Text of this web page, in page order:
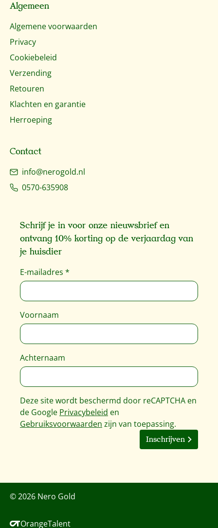
Algemeen
Algemene voorwaarden
Privacy
Cookiebeleid
Verzending
Retouren
Klachten en garantie
Herroeping
Contact
info@nerogold.nl
0570-635908
Schrijf je in voor onze nieuwsbrief en
ontvang 10% korting op de verjaardag van
je huisdier
E-mailadres *
Voornaam
Achternaam
Deze site wordt beschermd door reCAPTCHA en
de Google Privacybeleid en
Gebruiksvoorwaarden zijn van toepassing.
Inschrijven
© 2026 Nero Gold
OrangeTalent